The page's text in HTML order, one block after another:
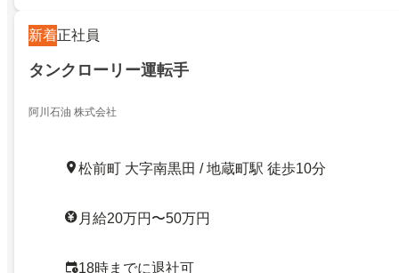
新着正社員
タンクローリー運転手
阿川石油 株式会社
松前町 大字南黒田 / 地蔵町駅 徒歩10分
月給20万円〜50万円
18時までに退社可